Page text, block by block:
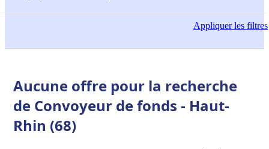
Appliquerles filtres
Aucune offre pour la recherche
de Convoyeur de fonds - Haut-
Rhin (68)